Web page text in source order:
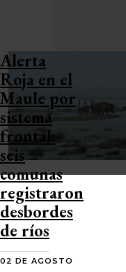
Alerta
Roja en el
Maule por
sistema
frontal:
seis
comunas
registraron
desbordes
de ríos
02 DE AGOSTO